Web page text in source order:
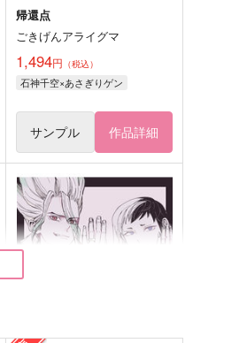
帰還点
ごきげんアライグマ
1,494円 （税込）
石神千空×あさぎりゲン
サンプル 作品詳細